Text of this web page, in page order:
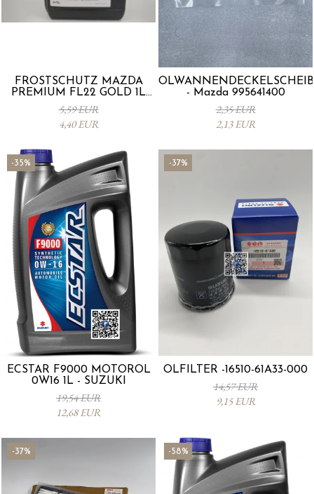
FROSTSCHUTZ MAZDA
PREMIUM FL22 GOLD 1L
L247CL005 4X
5,59 EUR
4,40 EUR
- Mazda 995641400
2,35 EUR
2,13 EUR
-35%
ECSTAR F9000 MOTORÖL
0W16 1L - SUZUKI
19,54 EUR
12,68 EUR
-37%
ÖLFILTER -16510-61A33-000
14,57 EUR
9,15 EUR
-37% -58%